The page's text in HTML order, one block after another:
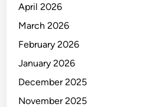
April 2026
March 2026
February 2026
January 2026
December 2025
November 2025